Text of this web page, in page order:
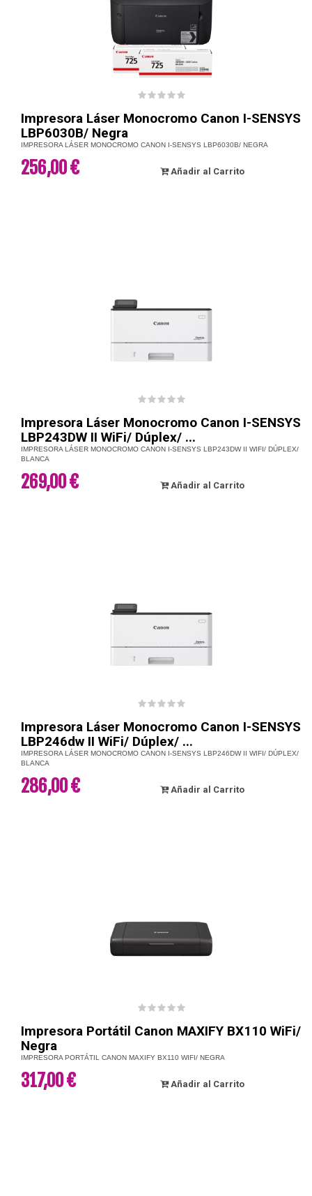
Impresora Láser Monocromo Canon I-SENSYS
LBP6030B/ Negra
IMPRESORA LÁSER MONOCROMO CANON I-SENSYS LBP6030B/ NEGRA
256,00 € Añadir al Carrito
Impresora Láser Monocromo Canon I-SENSYS
LBP243DW II WiFi/ Dúplex/ ...
IMPRESORA LÁSER MONOCROMO CANON I-SENSYS LBP243DW II WIFI/ DÚPLEX/
BLANCA
269,00 € Añadir al Carrito
Impresora Láser Monocromo Canon I-SENSYS
LBP246dw II WiFi/ Dúplex/ ...
IMPRESORA LÁSER MONOCROMO CANON I-SENSYS LBP246DW II WIFI/ DÚPLEX/
BLANCA
286,00 € Añadir al Carrito
Impresora Portátil Canon MAXIFY BX110 WiFi/
Negra
IMPRESORA PORTÁTIL CANON MAXIFY BX110 WIFI/ NEGRA
317,00 € Añadir al Carrito